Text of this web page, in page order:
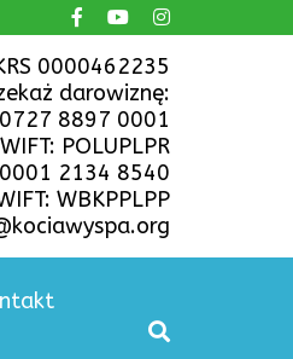
0000462235
darowiznę:
8897 0001
POLUPLPR
2134 8540
WBKPPLPP